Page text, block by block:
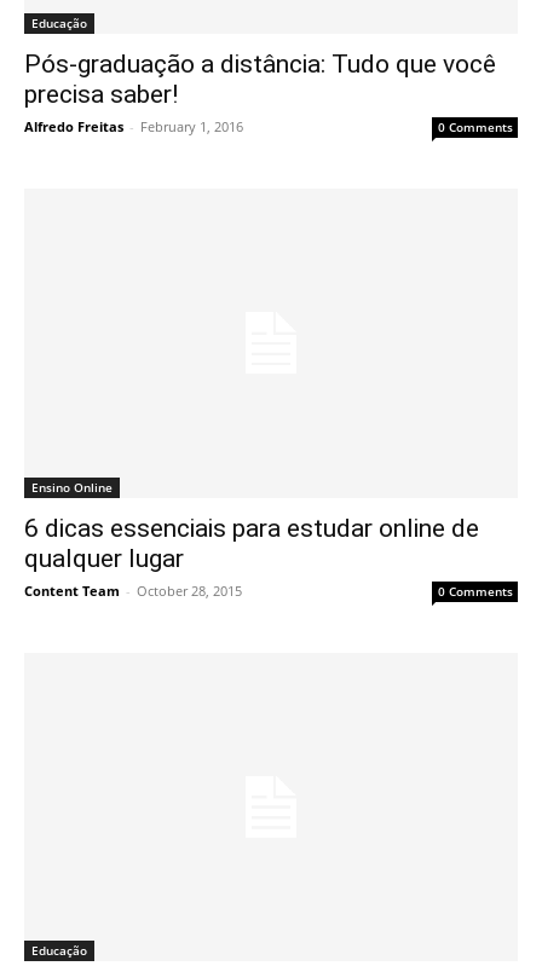
Educação
Pós-graduação a distância: Tudo que você
precisa saber!
Alfredo Freitas - February 1, 2016 0 Comments
Ensino Online
6 dicas essenciais para estudar online de
qualquer lugar
Content Team - October 28, 2015 0 Comments
Educação